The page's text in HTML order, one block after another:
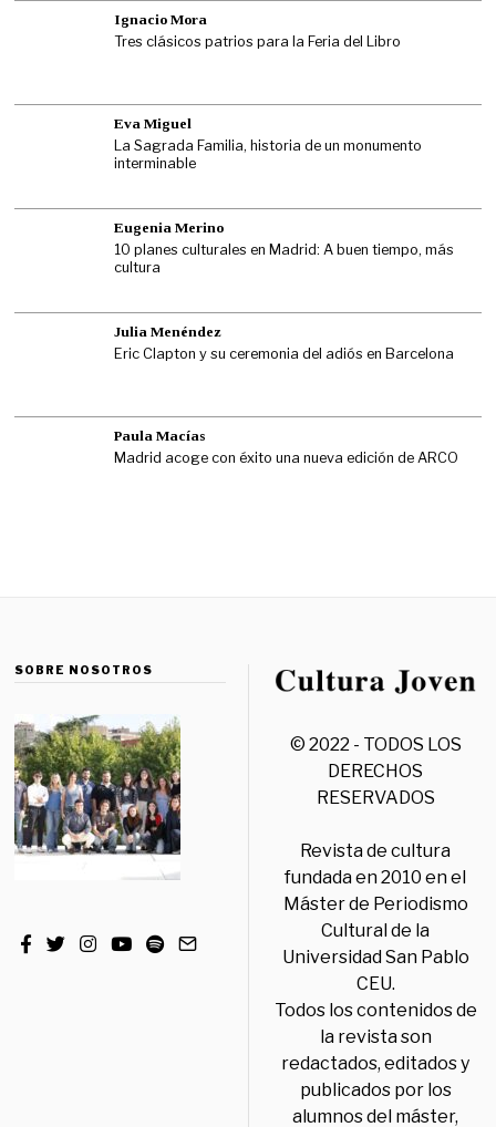
Ignacio Mora
Tres clásicos patrios para la Feria del Libro
Eva Miguel
La Sagrada Familia, historia de un monumento
interminable
Eugenia Merino
10 planes culturales en Madrid: A buen tiempo, más
cultura
Julia Menéndez
Eric Clapton y su ceremonia del adiós en Barcelona
Paula Macías
Madrid acoge con éxito una nueva edición de ARCO
SOBRE NOSOTROS
© 2022 - TODOS LOS
DERECHOS
RESERVADOS
Revista de cultura
fundada en 2010 en el
Máster de Periodismo
Cultural de la
Universidad San Pablo
CEU.
Todos los contenidos de
la revista son
redactados, editados y
publicados por los
alumnos del máster,